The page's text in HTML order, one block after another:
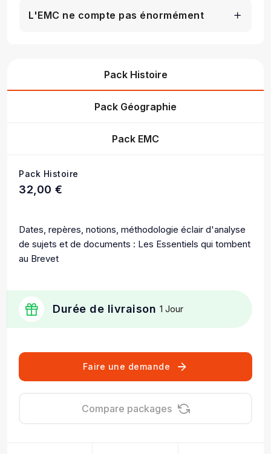
L'EMC ne compte pas énormément
Pack Histoire
Pack Géographie
Pack EMC
Pack Histoire
32,00 €
Dates, repères, notions, méthodologie éclair d'analyse
de sujets et de documents : Les Essentiels qui tombent
au Brevet
Durée de livraison 1 Jour
Faire une demande
Compare packages